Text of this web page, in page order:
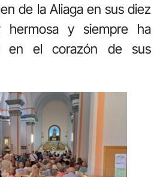
de la Aliaga en sus diez
hermosa y siempre ha
en el corazón de sus